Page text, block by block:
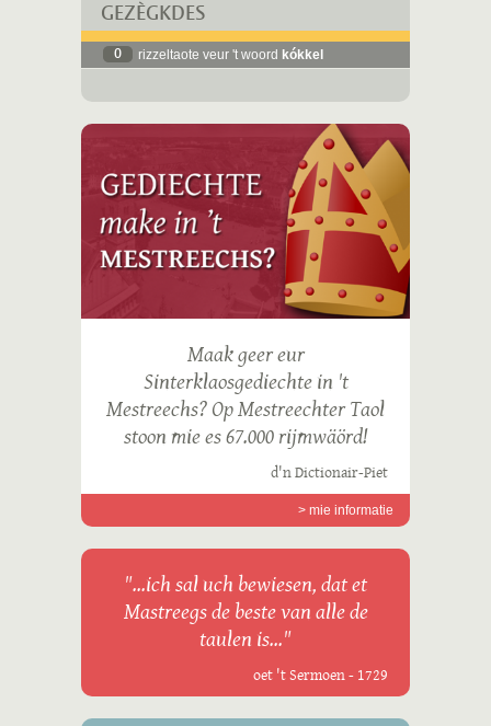
GEZÈGKDES
0 rizzeltaote veur 't woord kókkel
Maak geer eur
Sinterklaosgediechte in 't
Mestreechs? Op Mestreechter Taol
stoon mie es 67.000 rijmwäörd!
d'n Dictionair-Piet
> mie informatie
"...ich sal uch bewiesen, dat et
Mastreegs de beste van alle de
taulen is..."
oet 't Sermoen - 1729